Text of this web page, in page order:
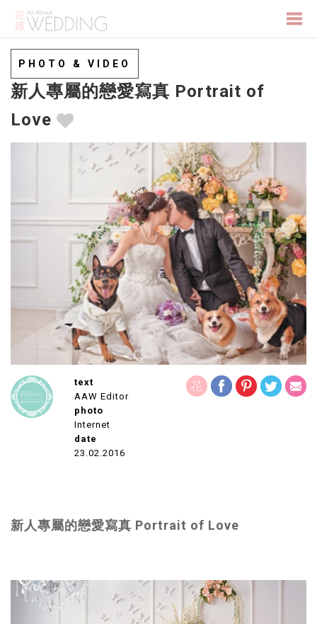
PHOTO & VIDEO
新人專屬的戀愛寫真 Portrait of
Love
text
AAW Editor
photo
Internet
date
23.02.2016
新人專屬的戀愛寫真 Portrait of Love